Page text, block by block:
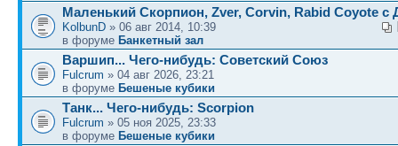
Маленький Скорпион, Zver, Corvin, Rabid Coyote с
KolbunD » 06 авг 2014, 10:39
в форуме Банкетный зал
Варшип... Чего-нибудь: Советский Союз
Fulcrum » 04 авг 2026, 23:21
в форуме Бешеные кубики
Танк... Чего-нибудь: Scorpion
Fulcrum » 05 ноя 2025, 23:33
в форуме Бешеные кубики